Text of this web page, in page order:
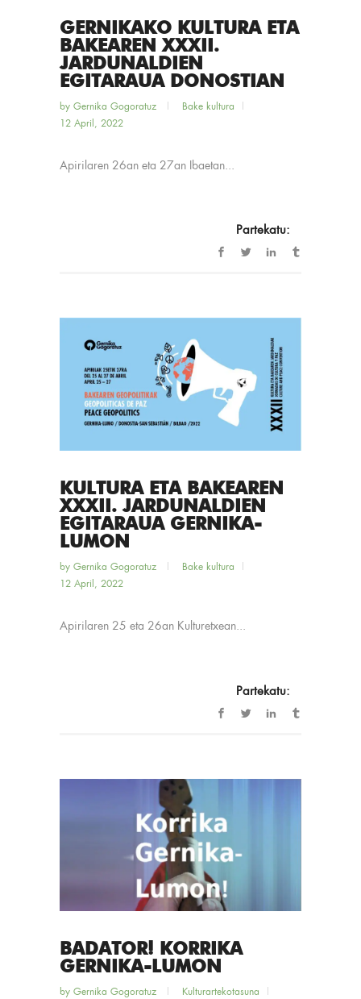
GERNIKAKO KULTURA ETA
BAKEAREN XXXII.
JARDUNALDIEN
EGITARAUA DONOSTIAN
by Gernika Gogoratuz
Bake kultura
12 April, 2022
Apirilaren 26an eta 27an Ibaetan...
Partekatu:
KULTURA ETA BAKEAREN
XXXII. JARDUNALDIEN
EGITARAUA GERNIKA-
LUMON
by Gernika Gogoratuz
Bake kultura
12 April, 2022
Apirilaren 25 eta 26an Kulturetxean...
Partekatu:
BADATOR! KORRIKA
GERNIKA-LUMON
by Gernika Gogoratuz
Kulturartekotasuna